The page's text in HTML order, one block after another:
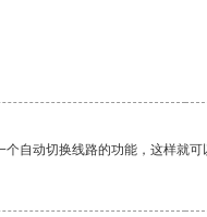
自动切换线路的功能，这样就